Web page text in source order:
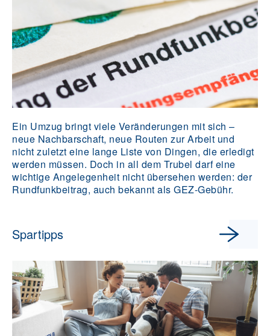
Ein Umzug bringt viele Veränderungen mit sich –
neue Nachbarschaft, neue Routen zur Arbeit und
nicht zuletzt eine lange Liste von Dingen, die erledigt
werden müssen. Doch in all dem Trubel darf eine
wichtige Angelegenheit nicht übersehen werden: der
Rundfunkbeitrag, auch bekannt als GEZ-Gebühr.
Spartipps